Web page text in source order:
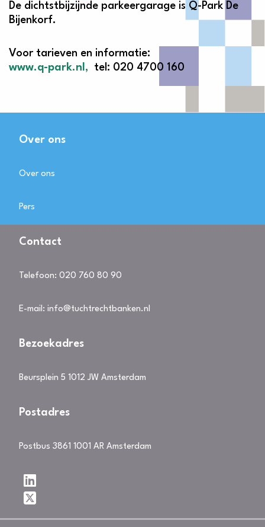
De dichtstbijzijnde parkeergarage is Q-Park De
Bijenkorf.
Voor tarieven en informatie:
www.q-park.nl, tel: 020 4700 160
Over ons
Over ons
Pers
Contact
Telefoon: 020 760 80 90
E-mail: info@tuchtrechtbanken.nl
Bezoekadres
Beursplein 5 1012 JW Amsterdam
Postadres
Postbus 3861 1001 AR Amsterdam